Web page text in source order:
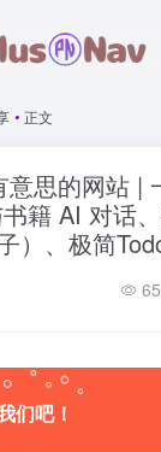
• 正文
意思的网站 |
籍 AI 对话
）、极简
们吧！